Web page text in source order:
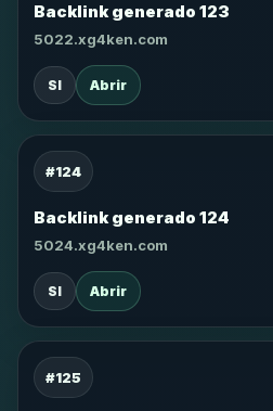
Backlink generado 123
5022.xg4ken.com
SI Abrir
#124
Backlink generado 124
5024.xg4ken.com
SI Abrir
#125